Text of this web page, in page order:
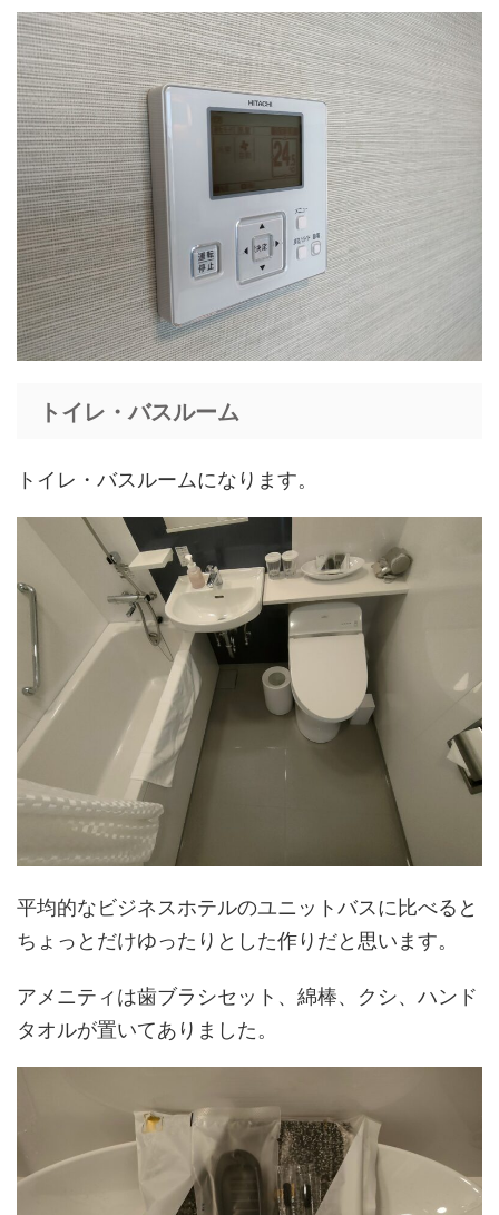
トイレ・バスルーム
トイレ・バスルームになります。
平均的なビジネスホテルのユニットバスに比べると
ちょっとだけゆったりとした作りだと思います。
アメニティは歯ブラシセット、綿棒、クシ、ハンド
タオルが置いてありました。